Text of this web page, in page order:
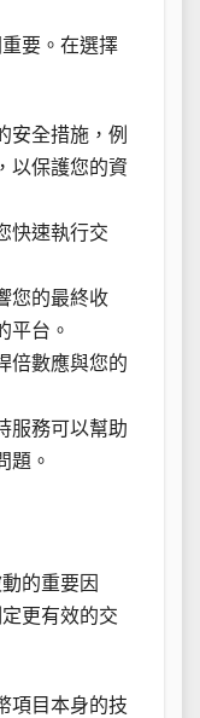
要。在選擇
安全措施，例
以保護您的資
快速執行交
您的最終收
平台。
倍數應與您的
服務可以幫助
題。
的重要因
更有效的交
項目本身的技